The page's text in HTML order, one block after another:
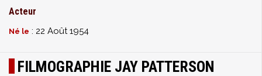
Acteur
Né le : 22 Août 1954
FILMOGRAPHIE JAY PATTERSON